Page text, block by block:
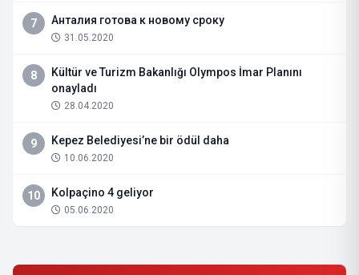
7 Анталия готова к новому сроку
31.05.2020
8
Kültür ve Turizm Bakanlığı Olympos İmar Planını
onayladı
28.04.2020
9 Kepez Belediyesi’ne bir ödül daha
10.06.2020
10 Kolpaçino 4 geliyor
05.06.2020